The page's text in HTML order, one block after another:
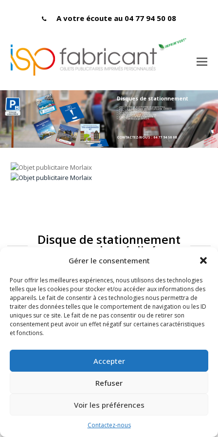
Gérer le consentement
Pour offrir les meilleures expériences, nous utilisons des technologies
telles que les cookies pour stocker et/ou accéder aux informations des
appareils. Le fait de consentir à ces technologies nous permettra de
traiter des données telles que le comportement de navigation ou les ID
uniques sur ce site. Le fait de ne pas consentir ou de retirer son
consentement peut avoir un effet négatif sur certaines caractéristiques
et fonctions.
Accepter
Refuser
Voir les préférences
Contactez-nous
A votre écoute au 04 77 94 50 08
Disques de stationnement
> Une face bleue aux normes européennes
> Une face entièrement personnalisable OFFERTE
> Carton PEFC 400 microns
> Dimensions : 150 x 150 mmn
> Fabriqués en France dans la Loire
> Impression labellisée Imprim'vert
> OPTION pelliculage brillant
CONTACTEZ-NOUS : 04 77 94 50 08
Disque de stationnement
: exemples réalisés
FAQ Mentions légales